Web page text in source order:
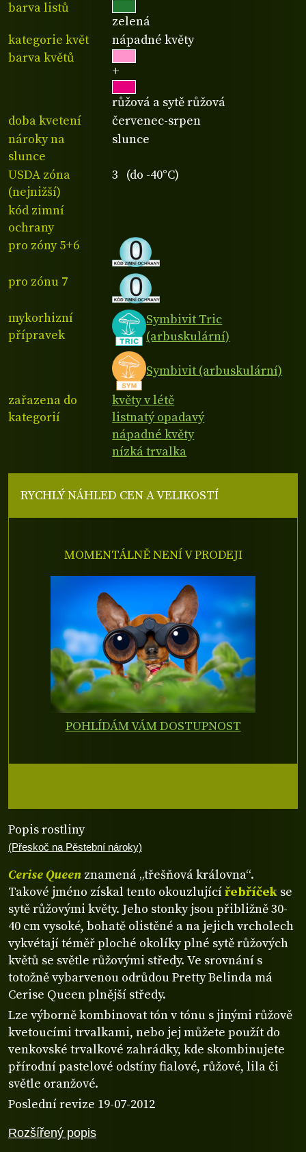
barva listů
zelená
kategorie květ
nápadné květy
barva květů
+
růžová a sytě růžová
doba kvetení
červenec-srpen
nároky na
slunce
slunce
USDA zóna
(nejnižší)
3 (do -40°C)
kód zimní
ochrany
pro zóny 5+6
pro zónu 7
mykorhizní
přípravek
Symbivit Tric
(arbuskulární)
Symbivit (arbuskulární)
zařazena do
kategorií
květy v létě
listnatý opadavý
nápadné květy
nízká trvalka
Rozšířený popis
Popis rostliny
(Přeskoč na Pěstební nároky)
Cerise Queen znamená „třešňová královna“.
Takové jméno získal tento okouzlujícířebříček se
sytě růžovými květy. Jeho stonky jsou přibližně 30-
40 cm vysoké, bohatě olistěné a na jejich vrcholech
vykvétají téměř ploché okolíky plné sytě růžových
květů se světle růžovými středy. Ve srovnání s
totožně vybarvenou odrůdou Pretty Belinda má
Cerise Queen plnější středy.
Lze výborně kombinovat tón v tónu s jinými růžově
kvetoucími trvalkami, nebo jej můžete použít do
venkovské trvalkové zahrádky, kde skombinujete
přírodní pastelové odstíny fialové, růžové, lila či
světle oranžové.
Poslední revize 19-07-2012
RYCHLÝ NÁHLED CEN A VELIKOSTÍ
MOMENTÁLNĚ NENÍ V PRODEJI
POHLÍDÁM VÁM DOSTUPNOST